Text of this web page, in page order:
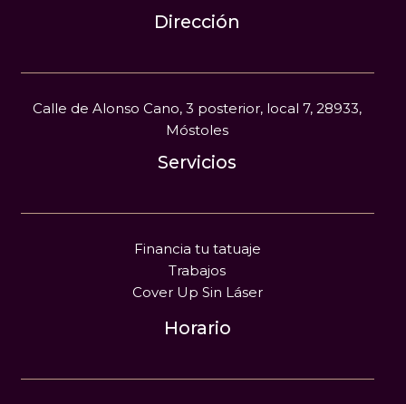
Dirección
Calle de Alonso Cano, 3 posterior, local 7, 28933,
Móstoles
Servicios
Financia tu tatuaje
Trabajos
Cover Up Sin Láser
Horario